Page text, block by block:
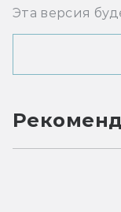
Эта версия